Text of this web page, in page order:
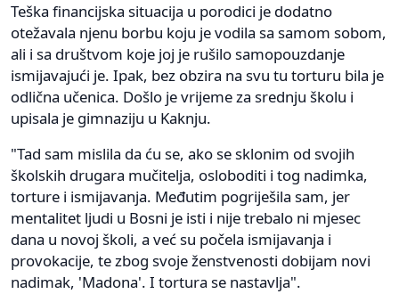
Teška financijska situacija u porodici je dodatno
otežavala njenu borbu koju je vodila sa samom sobom,
ali i sa društvom koje joj je rušilo samopouzdanje
ismijavajući je. Ipak, bez obzira na svu tu torturu bila je
odlična učenica. Došlo je vrijeme za srednju školu i
upisala je gimnaziju u Kaknju.
"Tad sam mislila da ću se, ako se sklonim od svojih
školskih drugara mučitelja, osloboditi i tog nadimka,
torture i ismijavanja. Međutim pogriješila sam, jer
mentalitet ljudi u Bosni je isti i nije trebalo ni mjesec
dana u novoj školi, a već su počela ismijavanja i
provokacije, te zbog svoje ženstvenosti dobijam novi
nadimak, 'Madona'. I tortura se nastavlja".